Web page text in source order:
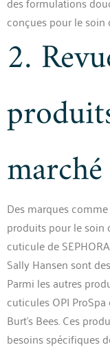
conçues pour le soin
2.
marché
Des marques
produits pour le soin
cuticule de
Sally Hansen sont
Parmi les autres
cuticules OPI
Burt’s Bees. Ces
besoins spécifiques